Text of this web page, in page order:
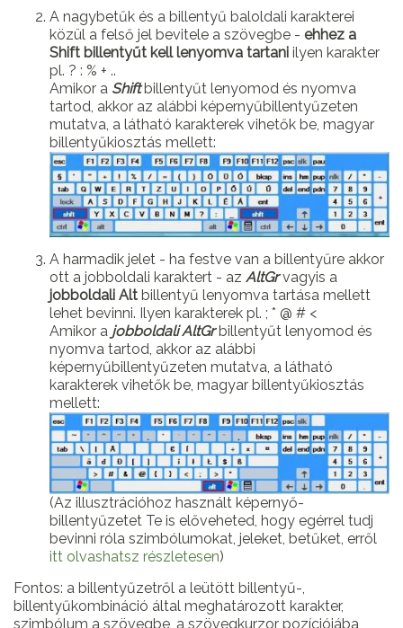
A nagybetűk és a billentyű baloldali karakterei
közül a felső jel bevitele a szövegbe - ehhez a
Shift billentyűt kell lenyomva tartani ilyen karakter
pl. ? : % + ..
Amikor a Shiftbillentyűt lenyomod és nyomva
tartod, akkor az alábbi képernyűbillentyűzeten
mutatva, a látható karakterek vihetők be, magyar
billentyűkiosztás mellett:
A harmadik jelet - ha festve van a billentyűre akkor
ott a jobboldali karaktert - az AltGrvagyis a
jobboldali Alt billentyű lenyomva tartása mellett
lehet bevinni. Ilyen karakterek pl. ; * @ # <
Amikor a jobboldali AltGrbillentyűt lenyomod és
nyomva tartod, akkor az alábbi
képernyűbillentyűzeten mutatva, a látható
karakterek vihetők be, magyar billentyűkiosztás
mellett:
(Az illusztrációhoz használt képernyő-
billentyűzetet Te is előveheted, hogy egérrel tudj
bevinni róla szimbólumokat, jeleket, betűket, erről
itt olvashatsz részletesen)
Fontos: a billentyűzetről a leütött billentyű-,
billentyűkombináció által meghatározott karakter,
szimbólum a szövegbe, a szövegkurzor pozíciójába